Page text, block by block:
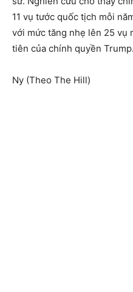
11 vụ tước quốc tịch mỗi
với mức tăng nhẹ lên 25 vụ
tiên của chính quyền Trump.
Ny (Theo The Hill)